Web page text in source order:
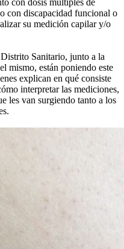
con dosis múltiples de
con discapacidad funcional o
su medición capilar y/o
Sanitario, junto a la
mismo, están poniendo este
explican en qué consiste
interpretar las mediciones,
les van surgiendo tanto a los